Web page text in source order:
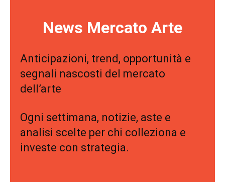
News Mercato Arte
Anticipazioni, trend, opportunità e
segnali nascosti del mercato
dell’arte
Ogni settimana, notizie, aste e
analisi scelte per chi colleziona e
investe con strategia.